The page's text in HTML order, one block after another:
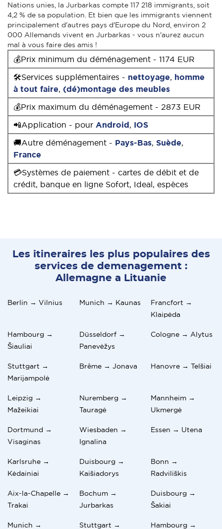
Nations unies, la Jurbarkas compte 117 218 immigrants, soit
4,2 % de sa population. Et bien que les immigrants viennent
principalement d'autres pays d'Europe du Nord, environ 2
000 Allemands vivent en Jurbarkas - vous n'aurez aucun
mal à vous faire des amis !
💰Prix minimum du déménagement - 1174 EUR
🛠Services supplémentaires - nettoyage, homme
à tout faire, (dé)montage des meubles
💰Prix maximum du déménagement - 2873 EUR
📲Application - pour Android, IOS
🚚Autre déménagement - Pays-Bas, Suède,
France
💳Systèmes de paiement - cartes de débit et de
crédit, banque en ligne Sofort, Ideal, espèces
Les itineraires les plus populaires des
services de demenagement :
Allemagne a Lituanie
Berlin → Vilnius Munich → Kaunas
Francfort →
Klaipėda
Hambourg →
Šiauliai
Düsseldorf →
Panevėžys
Cologne → Alytus
Stuttgart →
Marijampolė
Brême → Jonava Hanovre → Telšiai
Leipzig →
Mažeikiai
Nuremberg →
Tauragė
Mannheim →
Ukmergė
Dortmund →
Visaginas
Wiesbaden →
Ignalina
Essen → Utena
Karlsruhe →
Kėdainiai
Duisbourg →
Kaišiadorys
Bonn →
Radviliškis
Aix-la-Chapelle →
Trakai
Bochum →
Jurbarkas
Duisbourg →
Šakiai
Munich →
Stuttgart →
Hambourg →